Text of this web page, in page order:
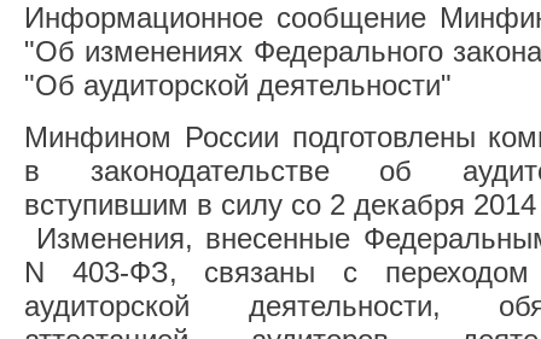
Информационное сообщение
"Об изменениях Федерального
"Об аудиторской деятельности"
Минфином России подготовлены
в законодательстве об
вступившим в силу со 2 декабря 2014
Изменения, внесенные
N 403-ФЗ, связаны с
аудиторской деятельности,